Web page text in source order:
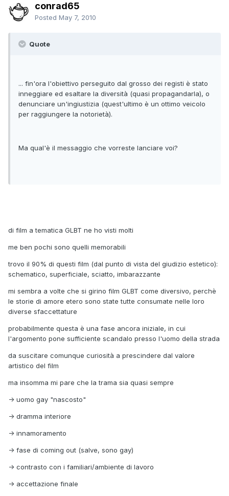
conrad65
Posted May 7, 2010
Quote
... fin'ora l'obiettivo perseguito dal grosso dei registi è stato
inneggiare ed esaltare la diversità (quasi propagandarla), o
denunciare un'ingiustizia (quest'ultimo è un ottimo veicolo
per raggiungere la notorietà).
Ma qual'è il messaggio che vorreste lanciare voi?
di film a tematica GLBT ne ho visti molti
me ben pochi sono quelli memorabili
trovo il 90% di questi film (dal punto di vista del giudizio estetico):
schematico, superficiale, sciatto, imbarazzante
mi sembra a volte che si girino film GLBT come diversivo, perchè
le storie di amore etero sono state tutte consumate nelle loro
diverse sfaccettature
probabilmente questa è una fase ancora iniziale, in cui
l'argomento pone sufficiente scandalo presso l'uomo della strada
da suscitare comunque curiosità a prescindere dal valore
artistico del film
ma insomma mi pare che la trama sia quasi sempre
-> uomo gay "nascosto"
-> dramma interiore
-> innamoramento
-> fase di coming out (salve, sono gay)
-> contrasto con i familiari/ambiente di lavoro
-> accettazione finale